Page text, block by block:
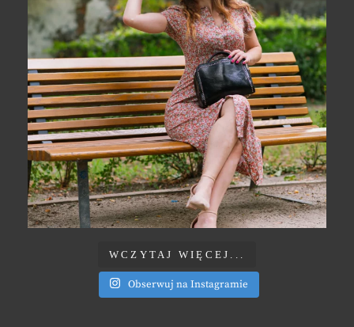
WCZYTAJ WIĘCEJ...
Obserwuj na Instagramie